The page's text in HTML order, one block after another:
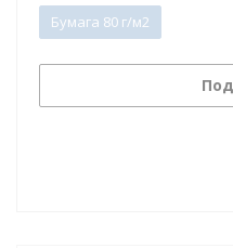
Бумага 80 г/м2